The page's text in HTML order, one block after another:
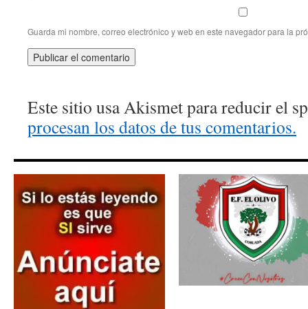
Guarda mi nombre, correo electrónico y web en este navegador para la
Este sitio usa Akismet para reducir el
procesan los datos de tus comentarios.